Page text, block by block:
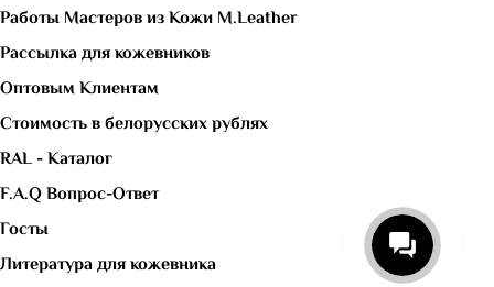
Работы Мастеров из Кожи M.Leather
Рассылка для кожевников
Оптовым Клиентам
Стоимость в белорусских рублях
RAL - Каталог
F.A.Q Вопрос-Ответ
Госты
Литература для кожевника